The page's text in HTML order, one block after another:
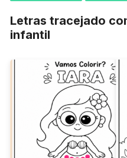
Letras tracejado
infantil